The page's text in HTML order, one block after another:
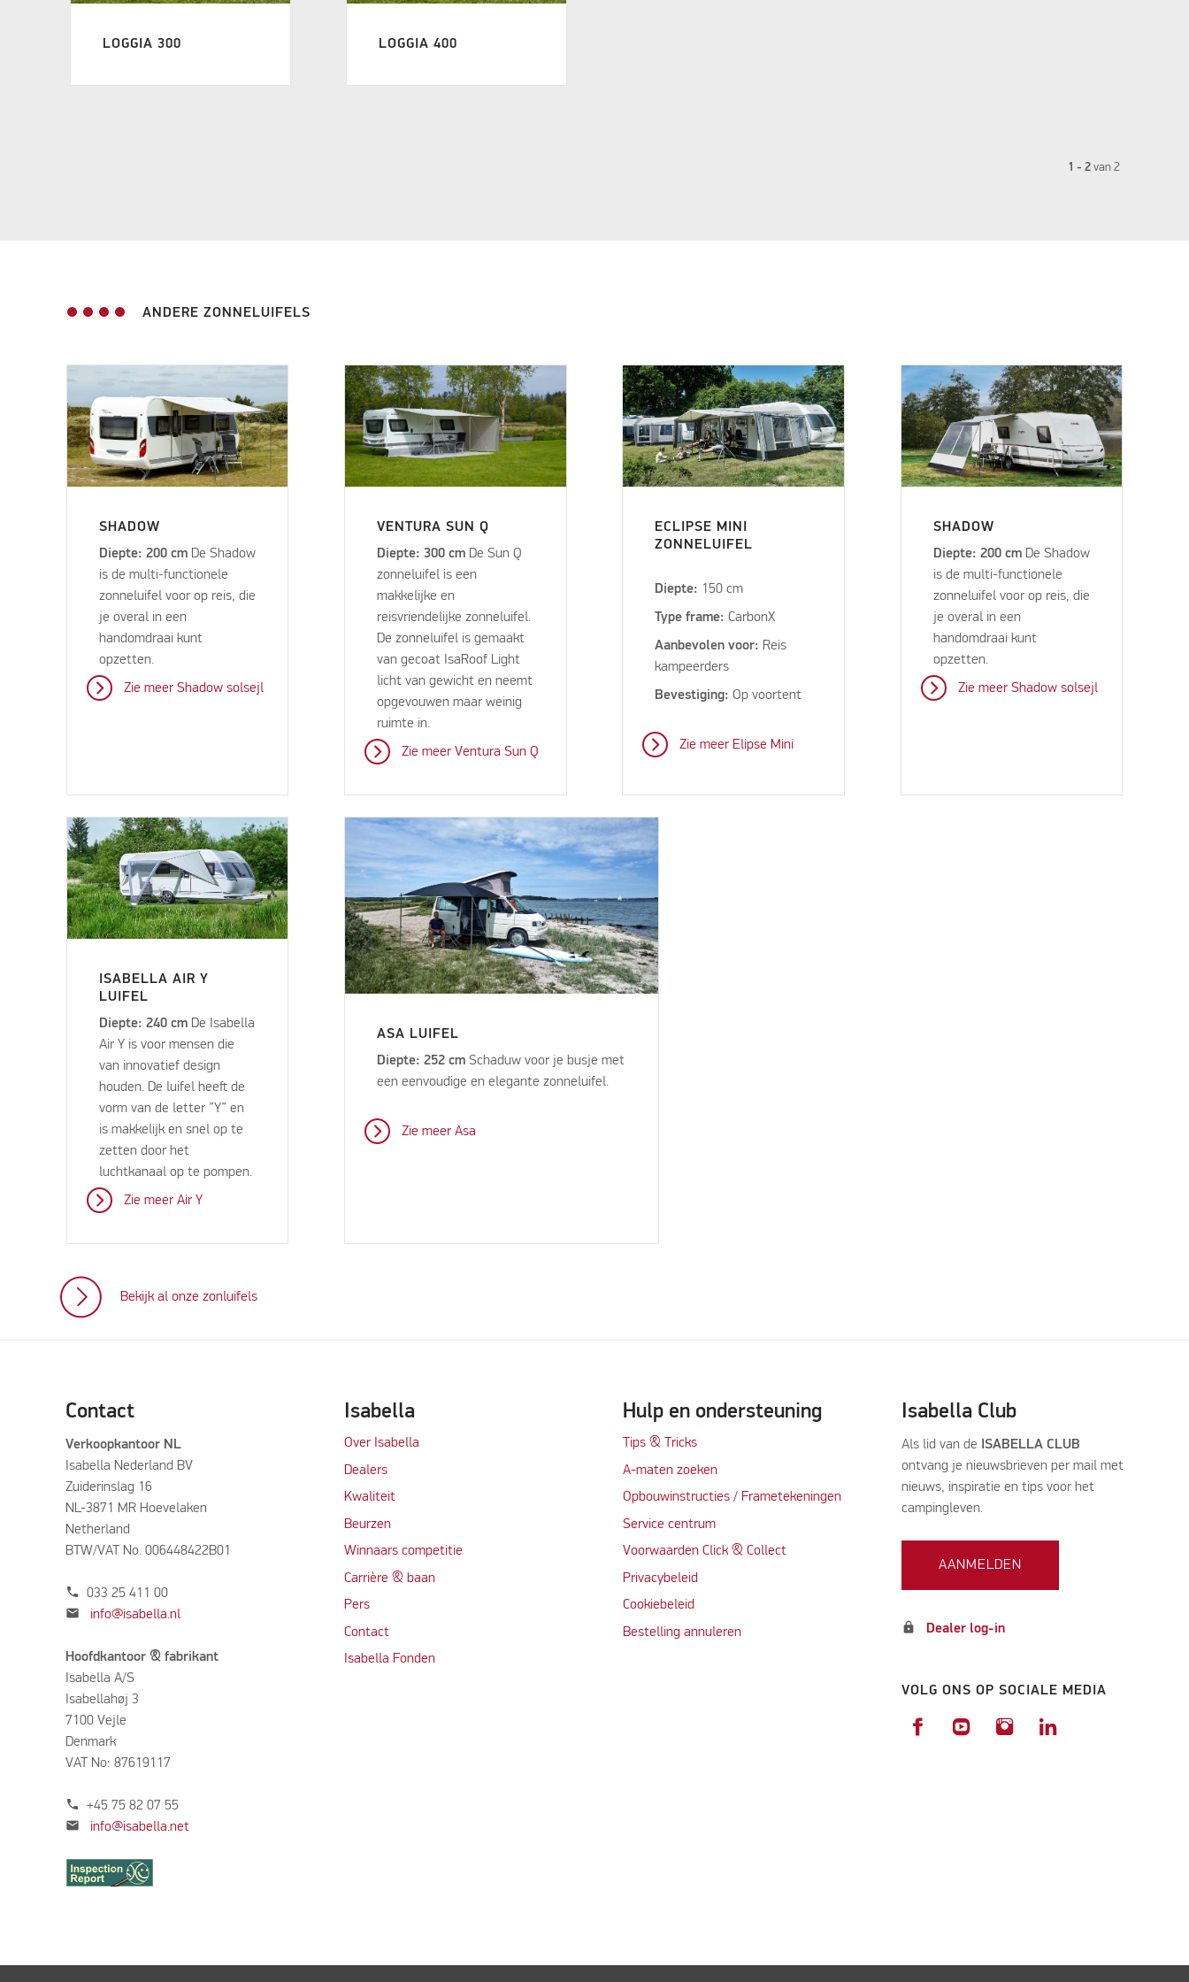
LOGGIA 300 LOGGIA 400
1 - 2 van2
ANDERE ZONNELUIFELS
SHADOW
Diepte: 200 cmDe Shadow
is de multi-functionele
zonneluifel voor op reis, die
je overal in een
handomdraai kunt
opzetten.
Zie meer Shadow solsejl
VENTURA SUN Q
Diepte: 300 cm De Sun Q
zonneluifel is een
makkelijke en
reisvriendelijke zonneluifel.
De zonneluifel is gemaakt
van gecoat IsaRoof Light
licht van gewicht en neemt
opgevouwen maar weinig
ruimte in.
Zie meer Ventura Sun Q
ECLIPSE MINI
ZONNELUIFEL
Diepte: 150 cm
Type frame:CarbonX
Aanbevolen voor: Reis
kampeerders
Bevestiging:Op voortent
Zie meer Elipse Mini
SHADOW
Diepte: 200 cmDe Shadow
is de multi-functionele
zonneluifel voor op reis, die
je overal in een
handomdraai kunt
opzetten.
Zie meer Shadow solsejl
ISABELLA AIR Y
LUIFEL
Diepte: 240 cmDe Isabella
Air Y is voor mensen die
van innovatief design
houden. De luifel heeft de
vorm van de letter ”Y” en
is makkelijk en snel op te
zetten door het
luchtkanaal op te pompen.
Zie meer Air Y
ASA LUIFEL
Diepte: 252 cm Schaduw voor je busje met
een eenvoudige en elegante zonneluifel.
Zie meer Asa
Bekijk al onze zonluifels
Contact
Verkoopkantoor NL
Isabella Nederland BV
Zuiderinslag 16
NL-3871 MR Hoevelaken
Netherland
BTW/VAT No. 006448422B01
phone 033 25 411 00
mail info@isabella.nl
Hoofdkantoor & fabrikant
Isabella A/S
Isabellahøj 3
7100 Vejle
Denmark
VAT No: 87619117
phone +45 75 82 07 55
mail info@isabella.net
Isabella
Over Isabella
Dealers
Kwaliteit
Beurzen
Winnaars competitie
Carrière & baan
Pers
Contact
Isabella Fonden
Hulp en ondersteuning
Tips & Tricks
A-maten zoeken
Opbouwinstructies / Frametekeningen
Service centrum
Voorwaarden Click & Collect
Privacybeleid
Cookiebeleid
Bestelling annuleren
Isabella Club
Als lid van de ISABELLA CLUB
ontvang je nieuwsbrieven per mail met
nieuws, inspiratie en tips voor het
campingleven.
AANMELDEN
lock Dealer log-in
VOLG ONS OP SOCIALE MEDIA